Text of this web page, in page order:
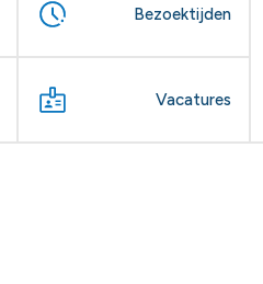
Bezoektijden
Vacatures